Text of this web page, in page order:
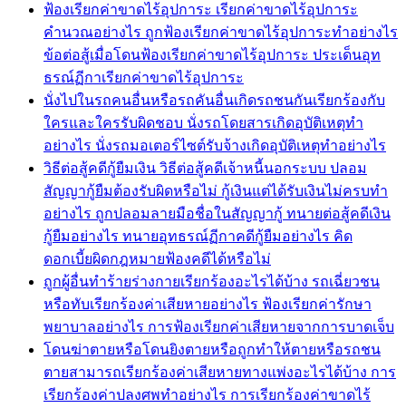
ฟ้องเรียกค่าขาดไร้อุปการะ เรียกค่าขาดไร้อุปการะ
คำนวณอย่างไร ถูกฟ้องเรียกค่าขาดไร้อุปการะทำอย่างไร
ข้อต่อสู้เมื่อโดนฟ้องเรียกค่าขาดไร้อุปการะ ประเด็นอุท
ธรณ์ฏีกาเรียกค่าขาดไร้อุปการะ
นั่งไปในรถคนอื่นหรือรถคันอื่นเกิดรถชนกันเรียกร้องกับ
ใครและใครรับผิดชอบ นั่งรถโดยสารเกิดอุบัติเหตุทำ
อย่างไร นั่งรถมอเตอร์ไซต์รับจ้างเกิดอุบัติเหตุทำอย่างไร
วิธีต่อสู้คดีกู้ยืมเงิน วิธีต่อสู้คดีเจ้าหนี้นอกระบบ ปลอม
สัญญากู้ยืมต้องรับผิดหรือไม่ กู้เงินแต่ได้รับเงินไม่ครบทำ
อย่างไร ถูกปลอมลายมือชื่อในสัญญากู้ ทนายต่อสู้คดีเงิน
กู้ยืมอย่างไร ทนายอุทธรณ์ฏีกาคดีกู้ยืมอย่างไร คิด
ดอกเบี้ยผิดกฎหมายฟ้องคดีได้หรือไม่
ถูกผู้อื่นทำร้ายร่างกายเรียกร้องอะไรได้บ้าง รถเฉี่ยวชน
หรือทับเรียกร้องค่าเสียหายอย่างไร ฟ้องเรียกค่ารักษา
พยาบาลอย่างไร การฟ้องเรียกค่าเสียหายจากการบาดเจ็บ
โดนฆ่าตายหรือโดนยิงตายหรือถูกทำให้ตายหรือรถชน
ตายสามารถเรียกร้องค่าเสียหายทางแพ่งอะไรได้บ้าง การ
เรียกร้องค่าปลงศพทำอย่างไร การเรียกร้องค่าขาดไร้